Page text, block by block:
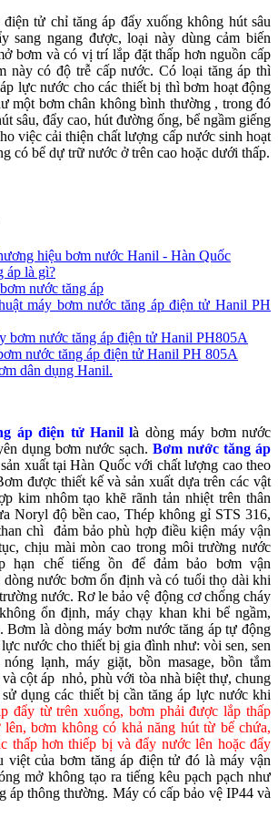
tử chỉ tăng áp đẩy xuống không hút sâu
sang ngang được, loại này dùng cảm biến
bơm và có vị trí lắp đặt thấp hơn nguồn cấp
này có độ trễ cấp nước. Có loại tăng áp thì
lực nước cho các thiết bị thì bơm hoạt động
một bơm chân không bình thường , trong đó
sâu, đẩy cao, hút đường ống, bể ngầm giếng
việc cải thiện chất lượng cấp nước sinh hoạt
có bể dự trữ nước ở trên cao hoặc dưới thấp.
hiệu bơm nước Hanil - Hàn Quốc
áp là gì?
nước tăng áp
máy bơm nước tăng áp điện tử Hanil PH
bơm nước tăng áp điện tử Hanil PH805A
nước tăng áp điện tử Hanil PH 805A
dân dụng Hanil.
áp điện tử Hanil là dòng máy bơm nước
dụng bơm nước sạch. Bơm nước tăng áp
xuất tại Hàn Quốc với chất lượng cao theo
được thiết kế và sản xuất dựa trên các vật
kim nhôm tạo khẽ rãnh tản nhiệt trên thân
Noryl độ bền cao, Thép không gỉ STS 316,
chì đảm bảo phù hợp điều kiện máy vận
chịu mài mòn cao trong môi trường nước
hạn chế tiếng ồn để đảm bảo bơm vận
dòng nước bơm ổn định và có tuổi thọ dài khi
nước. Rơ le bảo vệ động cơ chống cháy
ổn định, máy chạy khan khi bể ngầm,
Bơm là dòng máy bơm nước tăng áp tự động
nước cho thiết bị gia đình như: vòi sen, sen
lạnh, máy giặt, bồn masage, bồn tắm
cột áp nhỏ, phù với tòa nhà biệt thự, chung
dụng các thiết bị cần tăng áp lực nước khi
đẩy từ trên xuống, bơm phải được lắp thấp
bơm không có khả năng hút từ bể chứa,
thấp hơn thiếp bị và đẩy nước lên hoặc đẩy
việt của bơm tăng áp điện tử đó là máy vận
mở không tạo ra tiếng kêu pạch pạch như
áp thông thường. Máy có cấp bảo vệ IP44 và